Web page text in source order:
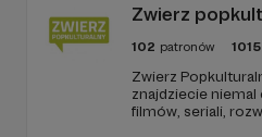
Zwierz
102 patronów 1015
Zwierz
znajdziecie
filmów, seriali,